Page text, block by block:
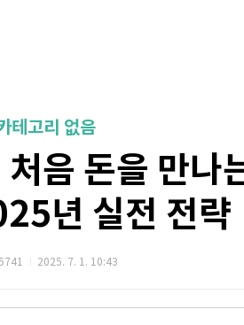
테고리 없음
음 돈을 만나
년 실전 전략
2025. 7. 1. 10:43